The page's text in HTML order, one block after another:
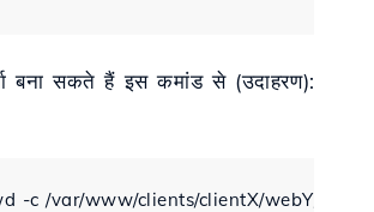
बना सकते हैं इस कमांड से (उदाहरण):
-c /var/www/clients/clientX/webY/